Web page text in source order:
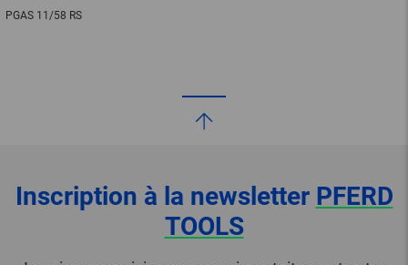
PGAS 11/58 RS
Inscription à la newsletter PFERD
TOOLS